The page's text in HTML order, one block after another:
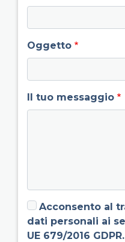
Oggetto
Il tuo messaggio
Acconsento al
dati personali ai
UE 679/2016 GDPR.